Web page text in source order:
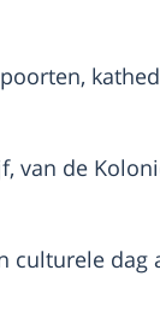
van de
culturele